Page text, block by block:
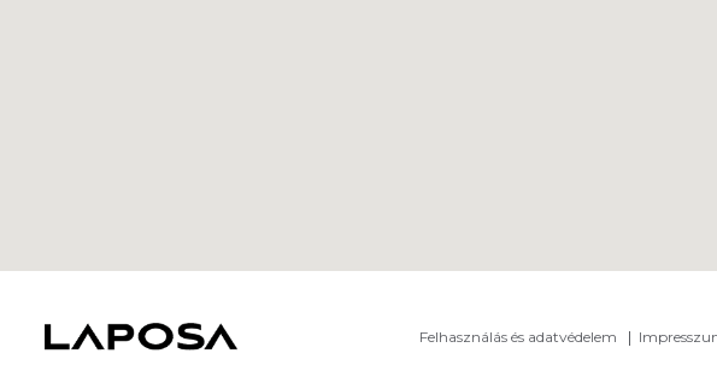
Felhasználás és adatvédelem